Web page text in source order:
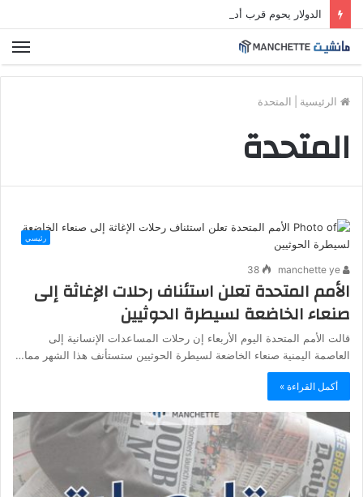
الرئيسية المتحدة
المتحدة
رئيسي
38
الأمم المتحدة تعلن استئناف رحلات الإغاثة إلى
صنعاء الخاضعة لسيطرة الحوثيين
قالت الأمم المتحدة اليوم الأربعاء إن رحلات المساعدات الإنسانية إلى
العاصمة اليمنية صنعاء الخاضعة لسيطرة الحوثيين ستستأنف هذا الشهر مما…
أكمل القراءة »